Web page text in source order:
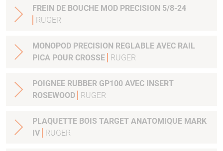
FREIN DE BOUCHE MOD PRECISION 5/8-24
RUGER
MONOPOD PRECISION REGLABLE AVEC RAIL
PICA POUR CROSSE
RUGER
POIGNEE RUBBER GP100 AVEC INSERT
ROSEWOOD
RUGER
PLAQUETTE BOIS TARGET ANATOMIQUE MARK
IV
RUGER